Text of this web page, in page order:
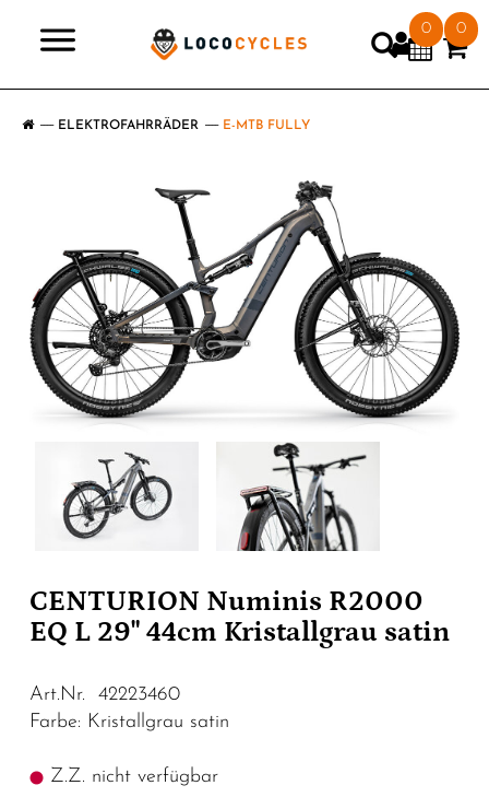
0 0
ELEKTROFAHRRÄDER E-MTB FULLY
CENTURION Numinis R2000
EQ L 29" 44cm Kristallgrau satin
Art.Nr. 42223460
Farbe: Kristallgrau satin
Z.Z. nicht verfügbar